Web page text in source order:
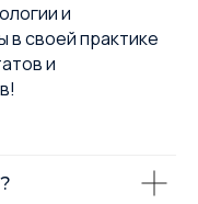
и
в своей практике
и